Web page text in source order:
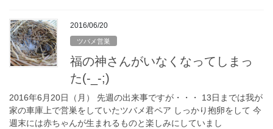
2016/06/20
ツバメ営巣
福の神さんがいなくなってしまっ
た(-_-;)
2016年6月20日（月） 先週の出来事ですが・・・ 13日までは我が
家の車庫上で営巣をしていたツバメ君ペア しっかり抱卵をして 今
週末には赤ちゃんが生まれるものと楽しみにしていまし